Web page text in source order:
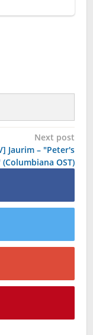
Next post
Jaurim – "Peter's
(Columbiana OST)